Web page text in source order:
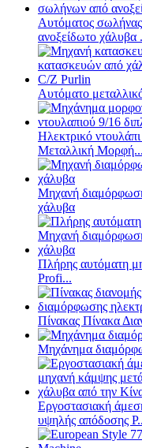
Αυτόματος
ανοξείδωτο χάλυβα
Αυτόματο
Ηλεκτρικό
Μεταλλική Μορφή...
Μηχανή
χάλυβα
Πλήρης αυτόματη
Profi...
Πίνακας Πίνακα
Μηχάνημα
Εργοστασιακή
υψηλής απόδοσης